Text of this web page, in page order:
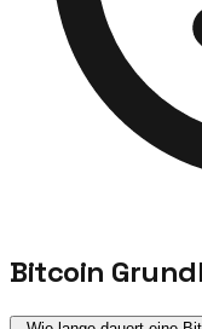
Bitcoin